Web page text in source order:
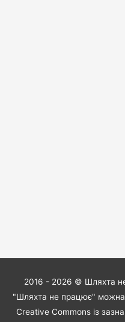
2016 - 2026 © Шляхта
"Шляхта не працює" можна
Creative Commons із